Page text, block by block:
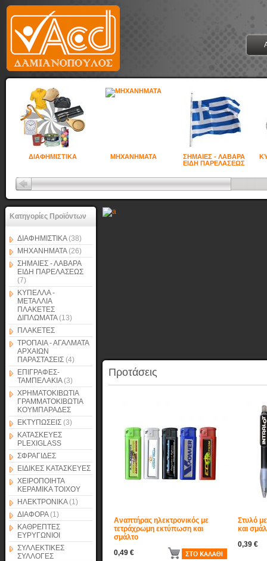
ΔΙΑΦΗΜΙΣΤΙΚΑ ΜΗΧΑΝΗΜΑΤΑ
ΣΗΜΑΙΕΣ - ΛΑΒΑΡΑ
ΕΙΔΗ ΠΑΡΕΛΑΣΕΩΣ
Κατηγορίες Προϊόντων
ΔΙΑΦΗΜΙΣΤΙΚΑ(38)
ΜΗΧΑΝΗΜΑΤΑ(26)
ΣΗΜΑΙΕΣ - ΛΑΒΑΡΑ
ΕΙΔΗ ΠΑΡΕΛΑΣΕΩΣ
(7)
ΚΥΠΕΛΛΑ -
ΜΕΤΑΛΛΙΑ
ΠΛΑΚΕΤΕΣ
ΔΙΠΛΩΜΑΤΑ(13)
ΠΛΑΚΕΤΕΣ
ΤΡΟΠΑΙΑ - ΑΓΑΛΜΑΤΑ
ΑΡΧΑΙΩΝ
ΠΑΡΑΣΤΑΣΕΙΣ (4)
ΕΠΙΓΡΑΦΕΣ-
ΤΑΜΠΕΛΑΚΙΑ(3)
ΧΡΗΜΑΤΟΚΙΒΩΤΙΑ
ΓΡΑΜΜΑΤΟΚΙΒΩΤΙΑ
ΚΟΥΜΠΑΡΑΔΕΣ
ΕΚΤΥΠΩΣΕΙΣ (3)
ΚΑΤΑΣΚΕΥΕΣ
PLEXIGLASS
ΣΦΡΑΓΙΔΕΣ
ΕΙΔΙΚΕΣ ΚΑΤΑΣΚΕΥΕΣ
ΧΕΙΡΟΠΟΙΗΤΑ
ΚΕΡΑΜΙΚΑ ΤΟΙΧΟΥ
ΗΛΕΚΤΡΟΝΙΚΑ(1)
ΔΙΑΦΟΡΑ(1)
ΚΑΘΡΕΠΤΕΣ
ΕΥΡΥΓΩΝΙΟΙ
ΣΥΛΛΕΚΤΙΚΕΣ
ΣΥΛΛΟΓΕΣ
Προτάσεις
Αναπτήρας ηλεκτρονικός με
τετράχρωμη εκτύπωση και
σμάλτο
0,49 €
Στυλό
και
0,39 €